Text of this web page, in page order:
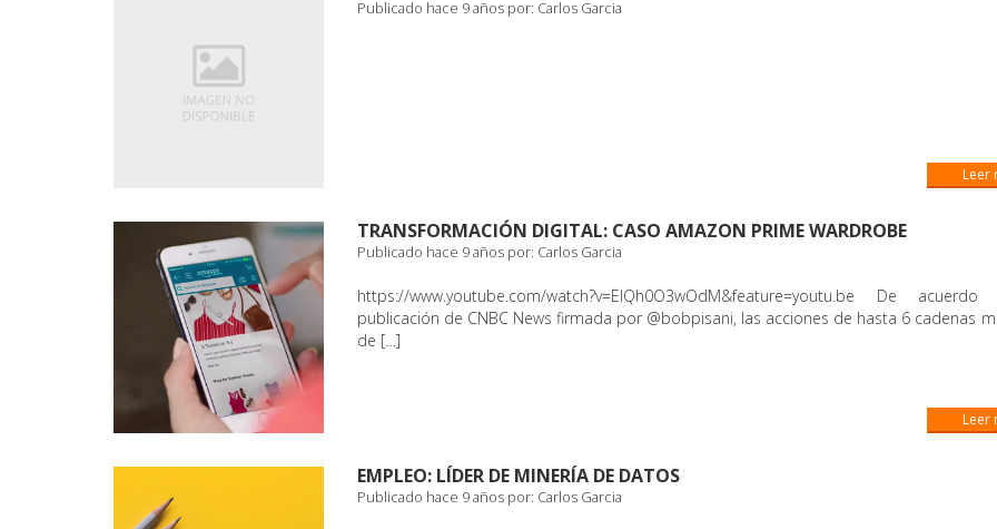
Publicado hace 9 años por: Carlos Garcia
Leer
TRANSFORMACIÓN DIGITAL: CASO AMAZON PRIME WARDROBE
Publicado hace 9 años por: Carlos Garcia
https://www.youtube.com/watch?v=EIQh0O3wOdM&feature=youtu.be De
publicación de CNBC News firmada por @bobpisani, las acciones de hasta 6 cadenas
de […]
Leer
EMPLEO: LÍDER DE MINERÍA DE DATOS
Publicado hace 9 años por: Carlos Garcia